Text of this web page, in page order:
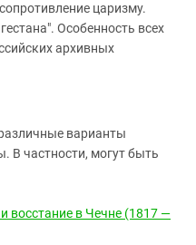
царизму.
Особенность всех
архивных
варианты
В частности, могут быть
восстание в Чечне (1817 —